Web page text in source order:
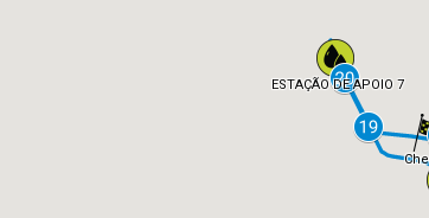
ESTAÇÃO DE APOIO 7